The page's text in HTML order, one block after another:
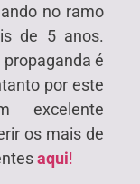
no ramo
de 5 anos.
é
por este
excelente
os mais de
aqui!